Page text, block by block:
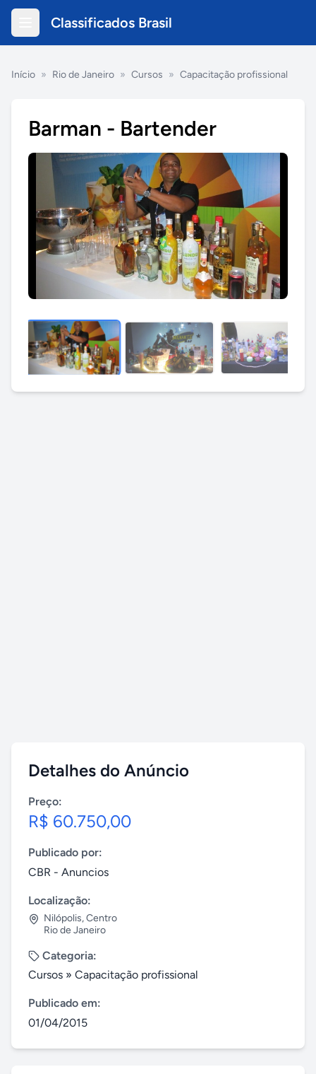
Classificados Brasil
Início » Rio de Janeiro » Cursos » Capacitação profissional
Barman - Bartender
Detalhes do Anúncio
Preço:
R$ 60.750,00
Publicado por:
CBR - Anuncios
Localização:
Nilópolis,Centro
Rio de Janeiro
Categoria:
Cursos » Capacitação profissional
Publicado em:
01/04/2015